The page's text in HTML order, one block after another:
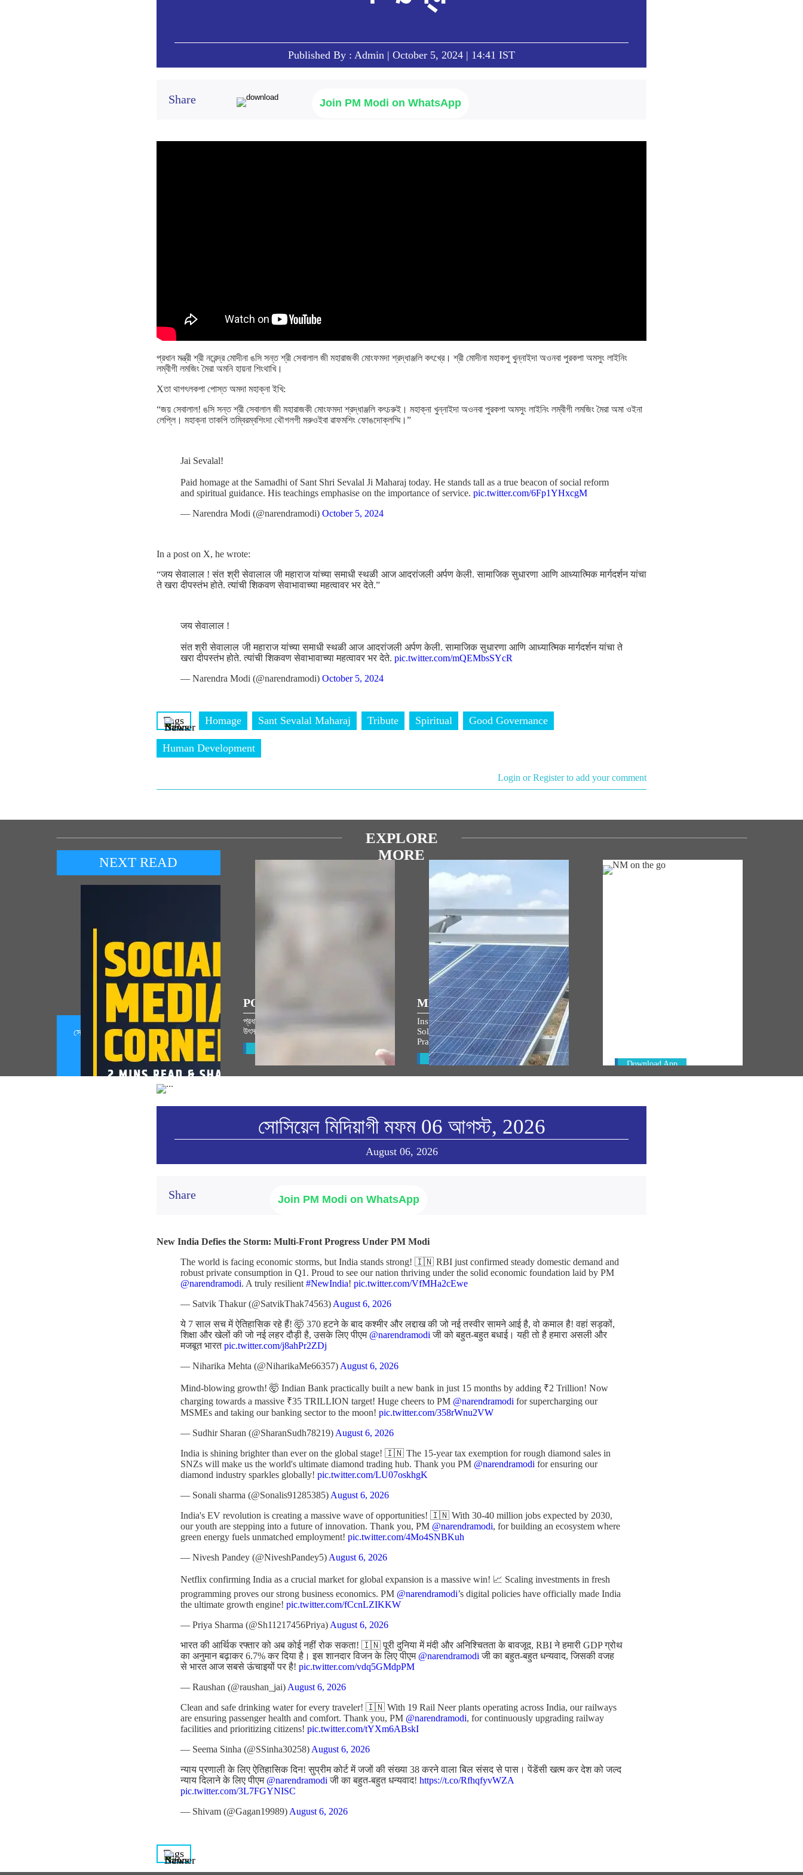
Published By : Admin | October 5, 2024 | 14:41 IST
Share Join PM Modi on WhatsApp
প্রধান মন্ত্রী শ্রী নরেন্দ্র মোদীনা ঙসি সন্ত শ্রী সেবালাল জী মহারাজকী মোংফমদা শ্রদ্ধাঞ্জলি কৎখ্রে‍। শ্রী মোদীনা মহাকপু খুন্নাইদা অওনবা পুরকপা অমসুং লাইনিং
লম্বীগী লমজিং মৈরা অমনি হায়না শিংথাখি‍।
Xতা থাগৎলকপা পোস্ত অমদা মহাক্না ইখি:
“জয় সেবালাল! ঙসি সন্ত শ্রী সেবালাল জী মহারাজকী মোংফমদা শ্রদ্ধাঞ্জলি কৎচরুই‍। মহাক্না খুন্নাইদা অওনবা পুরকপা অমসুং লাইনিং লম্বীগী লমজিং মৈরা অমা ওইনা
লেপ্লি‍। মহাক্না তাকপি তম্বিরম্বশিংদা থৌগলগী মরুওইবা ৱাফমশিং ফোঙদোক্লম্মি‍।”
Jai Sevalal!
Paid homage at the Samadhi of Sant Shri Sevalal Ji Maharaj today. He stands tall as a true beacon of social reform
and spiritual guidance. His teachings emphasise on the importance of service. pic.twitter.com/6Fp1YHxcgM
— Narendra Modi (@narendramodi) October 5, 2024
In a post on X, he wrote:
“जय सेवालाल ! संत श्री सेवालाल जी महाराज यांच्या समाधी स्थळी आज आदरांजली अर्पण केली. सामाजिक सुधारणा आणि आध्यात्मिक मार्गदर्शन यांचा
ते खरा दीपस्तंभ होते. त्यांची शिकवण सेवाभावाच्या महत्वावर भर देते.”
जय सेवालाल !
संत श्री सेवालाल जी महाराज यांच्या समाधी स्थळी आज आदरांजली अर्पण केली. सामाजिक सुधारणा आणि आध्यात्मिक मार्गदर्शन यांचा ते
खरा दीपस्तंभ होते. त्यांची शिकवण सेवाभावाच्या महत्वावर भर देते. pic.twitter.com/mQEMbsSYcR
— Narendra Modi (@narendramodi) October 5, 2024
Tags Homage Sant Sevalal Maharaj Tribute Spiritual Good Governance
Human Development
Login or Register to add your comment
EXPLORE
MORE
NEXT READ
সোসিয়েল মিদিয়াগী মফম 06 আগস্ট, 2026
(August 06, 2026)
POPULAR SPEECHES
প্রধান মন্ত্রীনা শ্রী রাম জন্মভুমি মন্দির দ্বাজরোহন
উৎসবতা পীখিবা ৱারোলগী মৈতৈলোন্দা হন্দোকপা
MEDIA COVERAGE
Inspiring India: Gujarat Woman's
Solar Mission Earns PM Modi’s
Praise, Invitation to I-Day Ceremony
View All
Download App
সোসিয়েল মিদিয়াগী মফম 06 আগস্ট, 2026
August 06, 2026
Share Join PM Modi on WhatsApp
New India Defies the Storm: Multi-Front Progress Under PM Modi
The world is facing economic storms, but India stands strong! 🇮🇳 RBI just confirmed steady domestic demand and
robust private consumption in Q1. Proud to see our nation thriving under the solid economic foundation laid by PM
@narendramodi. A truly resilient #NewIndia! pic.twitter.com/VfMHa2cEwe
— Satvik Thakur (@SatvikThak74563) August 6, 2026
ये 7 साल सच में ऐतिहासिक रहे हैं! 🤯 370 हटने के बाद कश्मीर और लद्दाख की जो नई तस्वीर सामने आई है, वो कमाल है! वहां सड़कों,
शिक्षा और खेलों की जो नई लहर दौड़ी है, उसके लिए पीएम @narendramodi जी को बहुत-बहुत बधाई। यही तो है हमारा असली और
मजबूत भारतpic.twitter.com/j8ahPr2ZDj
— Niharika Mehta (@NiharikaMe66357) August 6, 2026
Mind-blowing growth! 🤯 Indian Bank practically built a new bank in just 15 months by adding ₹2 Trillion! Now
charging towards a massive ₹35 TRILLION target! Huge cheers to PM @narendramodi for supercharging our
MSMEs and taking our banking sector to the moon! pic.twitter.com/358rWnu2VW
— Sudhir Sharan (@SharanSudh78219) August 6, 2026
India is shining brighter than ever on the global stage! 🇮🇳 The 15-year tax exemption for rough diamond sales in
SNZs will make us the world's ultimate diamond trading hub. Thank you PM @narendramodi for ensuring our
diamond industry sparkles globally! pic.twitter.com/LU07oskhgK
— Sonali sharma (@Sonalis91285385) August 6, 2026
India's EV revolution is creating a massive wave of opportunities! 🇮🇳 With 30-40 million jobs expected by 2030,
our youth are stepping into a future of innovation. Thank you, PM @narendramodi, for building an ecosystem where
green energy fuels unmatched employment! pic.twitter.com/4Mo4SNBKuh
— Nivesh Pandey (@NiveshPandey5) August 6, 2026
Netflix confirming India as a crucial market for global expansion is a massive win! 📈 Scaling investments in fresh
programming proves our strong business economics. PM @narendramodi’s digital policies have officially made India
the ultimate growth engine! pic.twitter.com/fCcnLZIKKW
— Priya Sharma (@Sh11217456Priya) August 6, 2026
भारत की आर्थिक रफ्तार को अब कोई नहीं रोक सकता! 🇮🇳 पूरी दुनिया में मंदी और अनिश्चितता के बावजूद, RBI ने हमारी GDP ग्रोथ
का अनुमान बढ़ाकर 6.7% कर दिया है। इस शानदार विजन के लिए पीएम @narendramodi जी का बहुत-बहुत धन्यवाद, जिसकी वजह
से भारत आज सबसे ऊंचाइयों पर है! pic.twitter.com/vdq5GMdpPM
— Raushan (@raushan_jai) August 6, 2026
Clean and safe drinking water for every traveler! 🇮🇳 With 19 Rail Neer plants operating across India, our railways
are ensuring passenger health and comfort. Thank you, PM @narendramodi, for continuously upgrading railway
facilities and prioritizing citizens! pic.twitter.com/tYXm6ABskI
— Seema Sinha (@SSinha30258) August 6, 2026
न्याय प्रणाली के लिए ऐतिहासिक दिन! सुप्रीम कोर्ट में जजों की संख्या 38 करने वाला बिल संसद से पास। पेंडेंसी खत्म कर देश को जल्द
न्याय दिलाने के लिए पीएम @narendramodi जी का बहुत-बहुत धन्यवाद! https://t.co/RfhqfyvWZA
pic.twitter.com/3L7FGYNISC
— Shivam (@Gagan19989) August 6, 2026
Tags